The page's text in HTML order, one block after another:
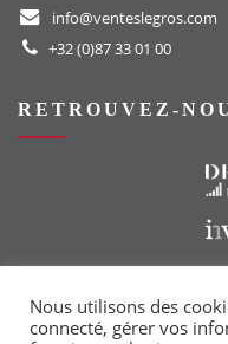
info@venteslegros.com
+32 (0)87 33 01 00
RETROUVEZ-
Nous utilisons des
connecté, gérer vos